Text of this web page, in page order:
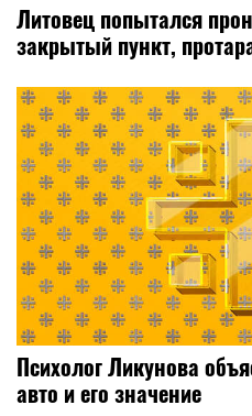
Литовец попытался
закрытый пункт,
Психолог Ликунова
авто и его значение